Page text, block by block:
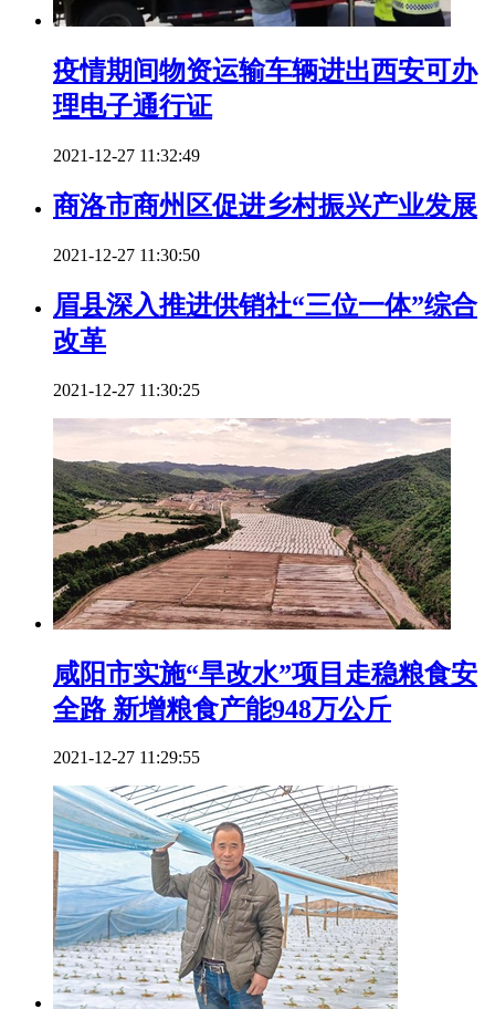
疫情期间物资运输车辆进出西安可办
理电子通行证
2021-12-27 11:32:49
商洛市商州区促进乡村振兴产业发展
2021-12-27 11:30:50
眉县深入推进供销社“三位一体”综合
改革
2021-12-27 11:30:25
咸阳市实施“旱改水”项目走稳粮食安
全路 新增粮食产能948万公斤
2021-12-27 11:29:55